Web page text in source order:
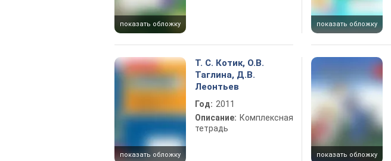
показать обложку показать обложку
показать обложку
Т. С. Котик, О.В.
Таглина, Д.В.
Леонтьев
Год: 2011
Описание: Комплексная
тетрадь
показать обложку